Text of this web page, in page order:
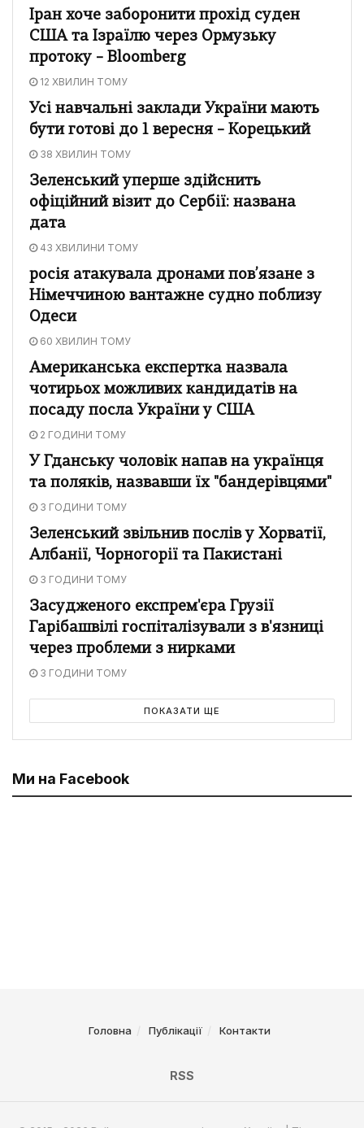
Іран хоче заборонити прохід суден
США та Ізраїлю через Ормузьку
протоку – Bloomberg
12 ХВИЛИН ТОМУ
Усі навчальні заклади України мають
бути готові до 1 вересня – Корецький
38 ХВИЛИН ТОМУ
Зеленський уперше здійснить
офіційний візит до Сербії: названа
дата
43 ХВИЛИНИ ТОМУ
росія атакувала дронами пов’язане з
Німеччиною вантажне судно поблизу
Одеси
60 ХВИЛИН ТОМУ
Американська експертка назвала
чотирьох можливих кандидатів на
посаду посла України у США
2 ГОДИНИ ТОМУ
У Гданську чоловік напав на українця
та поляків, назвавши їх "бандерівцями"
3 ГОДИНИ ТОМУ
Зеленський звільнив послів у Хорватії,
Албанії, Чорногорії та Пакистані
3 ГОДИНИ ТОМУ
Засудженого експрем'єра Грузії
Гарібашвілі госпіталізували з в'язниці
через проблеми з нирками
3 ГОДИНИ ТОМУ
ПОКАЗАТИ ЩЕ
Ми на Facebook
Головна Публікації Контакти
RSS